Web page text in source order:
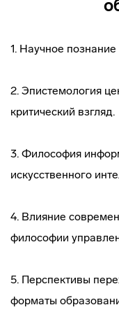
1. Научное
2. Эпистемология
критический взгляд.
3. Философия
искусственного
4. Влияние
философии
5. Перспективы
форматы